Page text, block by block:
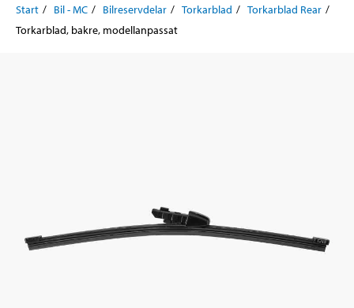
Start Bil - MC Bilreservdelar Torkarblad
Torkarblad Rear
Torkarblad, bakre, modellanpassat